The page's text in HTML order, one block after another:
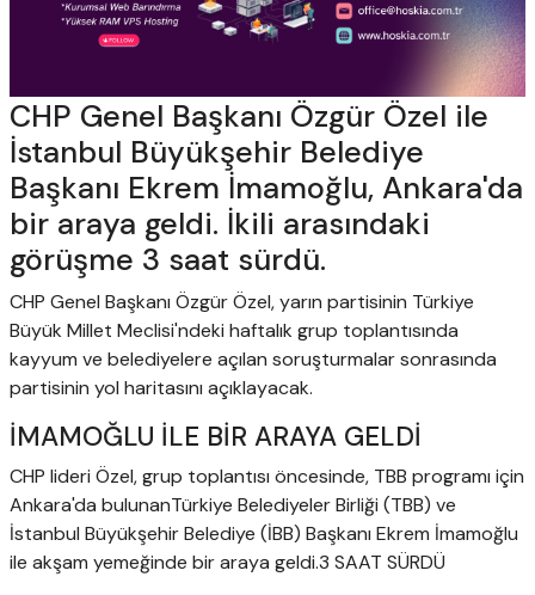
CHP Genel Başkanı Özgür Özel ile
İstanbul Büyükşehir Belediye
Başkanı Ekrem İmamoğlu, Ankara'da
bir araya geldi. İkili arasındaki
görüşme 3 saat sürdü.
CHP Genel Başkanı Özgür Özel, yarın partisinin Türkiye
Büyük Millet Meclisi'ndeki haftalık grup toplantısında
kayyum ve belediyelere açılan soruşturmalar sonrasında
partisinin yol haritasını açıklayacak.
İMAMOĞLU İLE BİR ARAYA GELDİ
CHP lideri Özel, grup toplantısı öncesinde, TBB programı için
Ankara'da bulunanTürkiye Belediyeler Birliği (TBB) ve
İstanbul Büyükşehir Belediye (İBB) Başkanı Ekrem İmamoğlu
ile akşam yemeğinde bir araya geldi.3 SAAT SÜRDÜ